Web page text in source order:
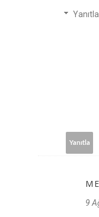
Yanıtla
9